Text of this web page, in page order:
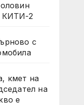
КИТИ-2
с
кмет на
на
е